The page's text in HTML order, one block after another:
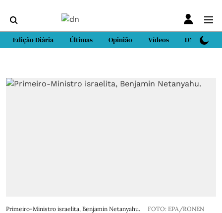
Edição Diária Últimas Opinião Vídeos DN Sport
Primeiro-Ministro israelita, Benjamin Netanyahu.
FOTO: EPA/RONEN